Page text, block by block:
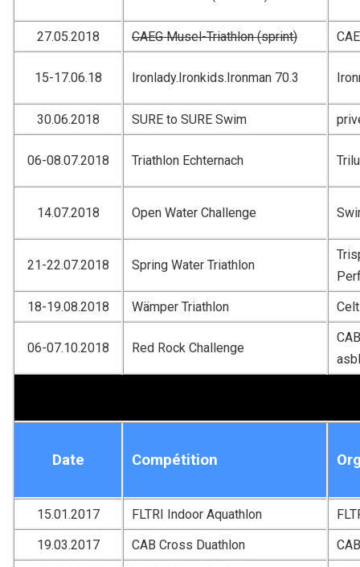
27.05.2018 CAEG Musel-Triathlon (sprint)
15-17.06.18 Ironlady.Ironkids.Ironman 70.3
30.06.2018 SURE to SURE Swim
06-08.07.2018 Triathlon Echternach
14.07.2018 Open Water Challenge
21-22.07.2018 Spring Water Triathlon
18-19.08.2018
Wämper Triathlon
06-07.10.2018 Red Rock Challenge
asbl
Date Compétition
15.01.2017 FLTRI Indoor Aquathlon
19.03.2017
CAB Cross Duathlon
CAB